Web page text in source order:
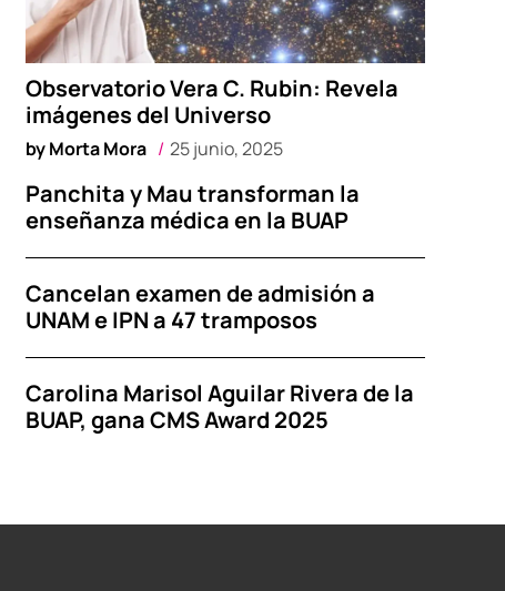
Observatorio Vera C. Rubin: Revela
imágenes del Universo
byMorta Mora 25 junio, 2025
Panchita y Mau transforman la
enseñanza médica en la BUAP
Cancelan examen de admisión a
UNAM e IPN a 47 tramposos
Carolina Marisol Aguilar Rivera de la
BUAP, gana CMS Award 2025